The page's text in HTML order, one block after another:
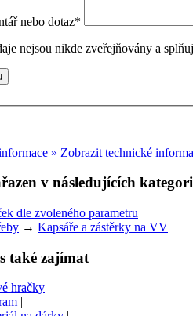
nebo dotaz*
nejsou nikde zveřejňovány a
» Zobrazit technické
v následujících
dle zvoleného parametru
→ Kapsáře a zástěrky na VV
také zajímat
hračky |
|